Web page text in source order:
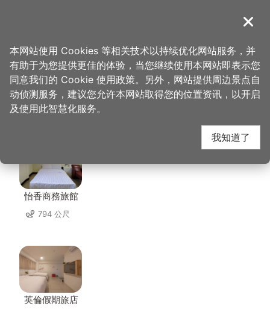
導覽
首页 > 想去的地方 > 住宿 > 乔爵旅居
乔爵旅居 周边住宿
怡香商務旅館
794 公尺
英倫假期旅店
关闭
本网站使用 Cookies 等相关技术以持续优化网站服务，并
有助于为您提供更佳的体验，当您继续使用本网站即表示您
同意我们的 Cookie 使用政策。另外，网站提供周边景点自
动侦测服务，建议您允许本网站取得您的位置资讯，以开启
及使用此智慧化服务。
我知道了